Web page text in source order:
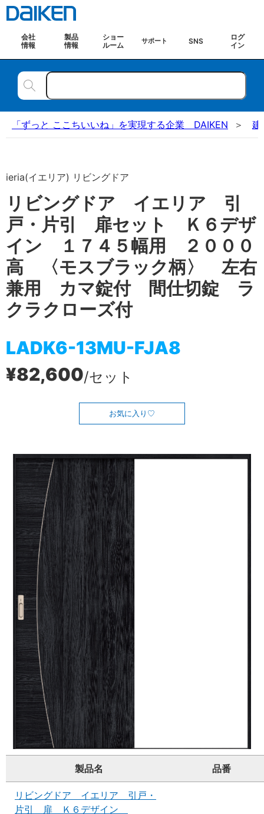
会社
情報
製品
情報
ショー
ルーム
サポート SNS
ログ
イン
「ずっと ここちいいね」を実現する企業 DAIKEN 建
ieria(イエリア) リビングドア
リビングドア イエリア 引
戸・片引 扉セット Ｋ６デザ
イン １７４５幅用 ２０００
高 〈モスブラック柄〉 左右
兼用 カマ錠付 間仕切錠 ラ
クラクローズ付
LADK6-13MU-FJA8
¥82,600/セット
お気に入り
製品名 品番
リビングドア イエリア 引戸・
片引 扉 Ｋ６デザイン